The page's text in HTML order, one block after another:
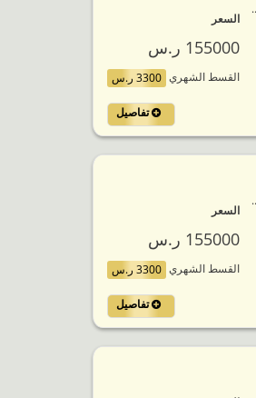
السعر
155000 ر.س
القسط الشهري 3300 ر.س
تفاصيل
السعر
155000 ر.س
القسط الشهري 3300 ر.س
تفاصيل